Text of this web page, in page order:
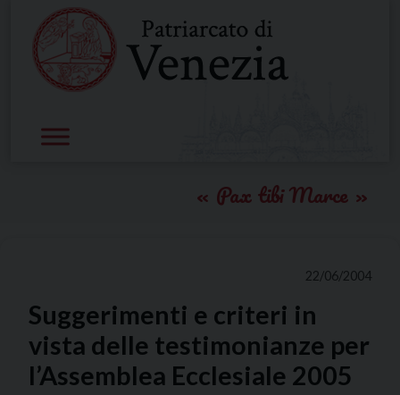
content
Pax tibi Marce
22/06/2004
Suggerimenti e criteri in
vista delle testimonianze per
l’Assemblea Ecclesiale 2005